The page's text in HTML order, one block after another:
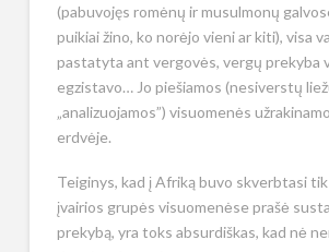
(pabuvojęs romėnų ir musulmonų
puikiai žino, ko norėjo vieni ar kiti), visa
pastatyta ant vergovės, vergų prekyba
egzistavo… Jo piešiamos (nesiverstų
„analizuojamos”) visuomenės
erdvėje.
Teiginys, kad į Afriką buvo skverbtasi
įvairios grupės visuomenėse prašė
prekybą, yra toks absurdiškas, kad nė